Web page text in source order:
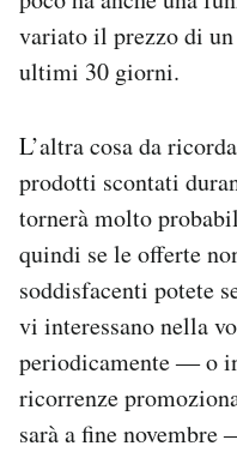
variato il prezzo di
ultimi 30 giorni.
L’altra cosa da
prodotti scontati
tornerà molto
quindi se le offerte
soddisfacenti potete
vi interessano nella
periodicamente ― o
ricorrenze
sarà a fine novembre